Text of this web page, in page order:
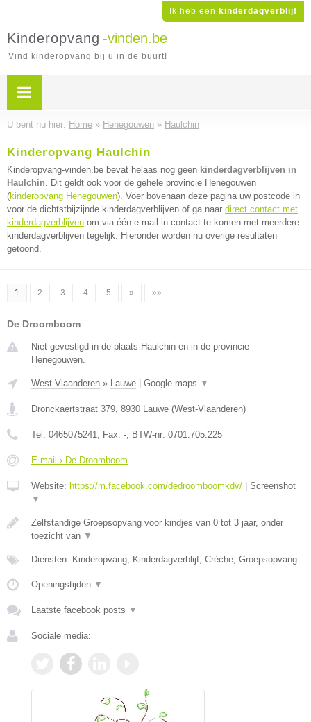
Ik heb een kinderdagverblijf
Kinderopvang -vinden.be
Vind kinderopvang bij u in de buurt!
U bent nu hier: Home » Henegouwen » Haulchin
Kinderopvang Haulchin
Kinderopvang-vinden.be bevat helaas nog geen kinderdagverblijven in
Haulchin. Dit geldt ook voor de gehele provincie Henegouwen
(kinderopvang Henegouwen). Voer bovenaan deze pagina uw postcode in
voor de dichtstbijzijnde kinderdagverblijven of ga naar direct contact met
kinderdagverblijven om via één e-mail in contact te komen met meerdere
kinderdagverblijven tegelijk. Hieronder worden nu overige resultaten
getoond.
1 2 3 4 5 » »»
De Droomboom
Niet gevestigd in de plaats Haulchin en in de provincie
Henegouwen.
West-Vlaanderen » Lauwe Google maps ▼
Dronckaertstraat 379, 8930 Lauwe (West-Vlaanderen)
Tel: 0465075241, Fax: -, BTW-nr: 0701.705.225
E-mail › De Droomboom
Website: https://m.facebook.com/dedroomboomkdv/
Screenshot
▼
Zelfstandige Groepsopvang voor kindjes van 0 tot 3 jaar, onder
toezicht van ▼
Diensten: Kinderopvang, Kinderdagverblijf, Crèche, Groepsopvang
Openingstijden ▼
Laatste facebook posts ▼
Sociale media: